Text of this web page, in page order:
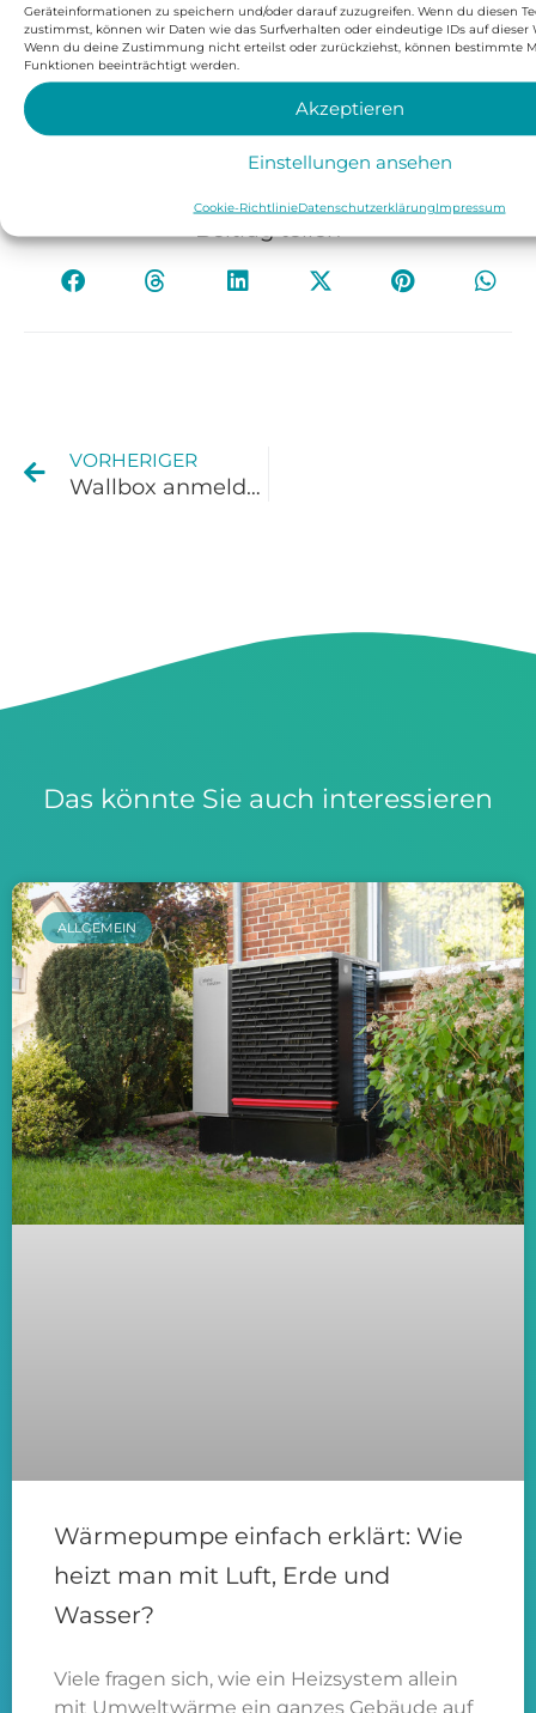
Geräteinformationen zu speichern und/oder darauf zuzugreifen. Wenn du diesen
zustimmst, können wir Daten wie das Surfverhalten oder eindeutige IDs auf dieser
Wenn du deine Zustimmung nicht erteilst oder zurückziehst, können bestimmte
Funktionen beeinträchtigt werden.
Akzeptieren
Einstellungen ansehen
Cookie-RichtlinieDatenschutzerklärungImpressum
erstenBeratungbis zur fertigenInstallation–
mit Erfahrung beiWärmepumpen in Hannover
undWärmepumpen für Braunschweig
Beitrag teilen
VORHERIGER
Wallbox anmelden – So klappt die Netzbetreiber-Meldung ohne Stress
Das könnte Sie auch interessieren
ALLGEMEIN
Wärmepumpe einfach erklärt: Wie
heizt man mit Luft, Erde und
Wasser?
Viele fragen sich, wie ein Heizsystem allein
mit Umweltwärme ein ganzes Gebäude auf